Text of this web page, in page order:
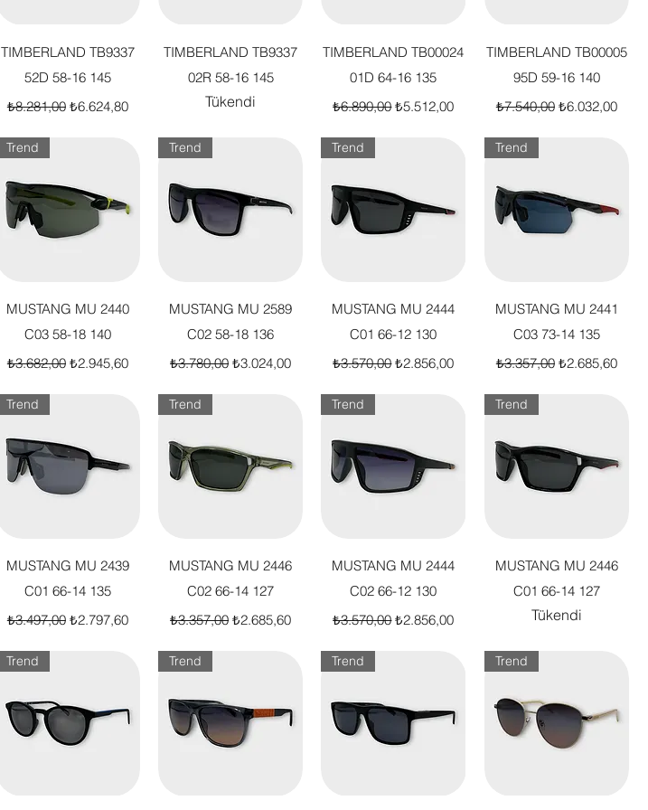
Hızlı Bakış
TIMBERLAND TB9337
52D 58-16 145
Normal Fiyat
₺8.281,00 İndirimli Fiyat
₺6.624,80
Hızlı Bakış
TIMBERLAND TB9337
02R 58-16 145
Tükendi
Hızlı Bakış
TIMBERLAND TB00024
01D 64-16 135
Normal Fiyat
₺6.890,00İndirimli Fiyat
₺5.512,00
Hızlı Bakış
TIMBERLAND TB00005
95D 59-16 140
Normal Fiyat
₺7.540,00 İndirimli Fiyat
₺6.032,00
Hızlı Bakış
Trend
MUSTANG MU 2440
C03 58-18 140
Normal Fiyat
₺3.682,00 İndirimli Fiyat
₺2.945,60
Hızlı Bakış
Trend
MUSTANG MU 2589
C02 58-18 136
Normal Fiyat
₺3.780,00 İndirimli Fiyat
₺3.024,00
Hızlı Bakış
Trend
MUSTANG MU 2444
C01 66-12 130
Normal Fiyat
₺3.570,00İndirimli Fiyat
₺2.856,00
Hızlı Bakış
Trend
MUSTANG MU 2441
C03 73-14 135
Normal Fiyat
₺3.357,00 İndirimli Fiyat
₺2.685,60
Hızlı Bakış
Trend
MUSTANG MU 2439
C01 66-14 135
Normal Fiyat
₺3.497,00 İndirimli Fiyat
₺2.797,60
Hızlı Bakış
Trend
MUSTANG MU 2446
C02 66-14 127
Normal Fiyat
₺3.357,00 İndirimli Fiyat
₺2.685,60
Hızlı Bakış
Trend
MUSTANG MU 2444
C02 66-12 130
Normal Fiyat
₺3.570,00İndirimli Fiyat
₺2.856,00
Hızlı Bakış
Trend
MUSTANG MU 2446
C01 66-14 127
Tükendi
Trend Trend Trend Trend